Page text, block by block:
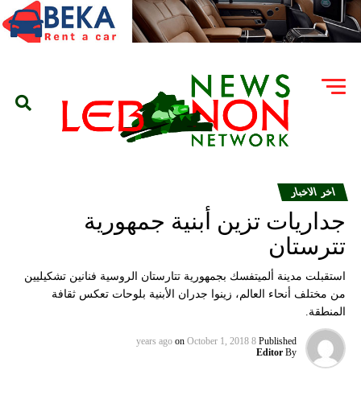
اخر الاخبار
جداريات تزين أبنية جمهورية
تترستان
استقبلت مدينة ألميتفسك بجمهورية تتارستان الروسية فنانين تشكيليين
من مختلف أنحاء العالم، زينوا جدران الأبنية بلوحات تعكس ثقافة
المنطقة.
Published
8 years ago
on October 1, 2018
By
Editor